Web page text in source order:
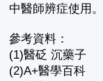
中醫師辨症使用
參考資料：
(1)醫砭 沉藥子
(2)A+醫學百科